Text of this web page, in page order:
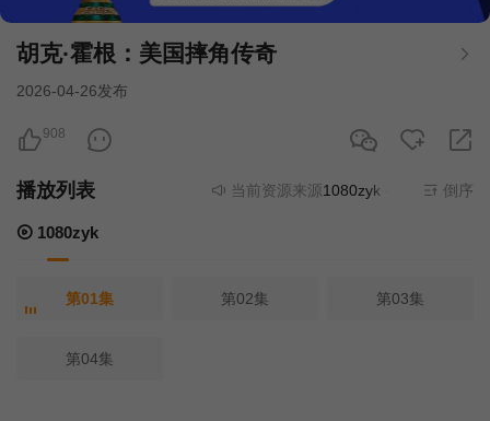
胡克·霍根：美国摔角传奇
2026-04-26发布
908
播放列表 当前资源来源1080zyk- 在线播放,无需
倒序
1080zyk
第01集 第02集 第03集
第04集